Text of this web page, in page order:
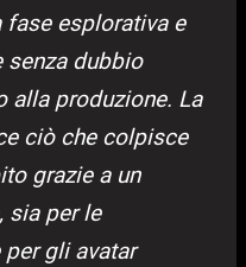
fase esplorativa e
senza dubbio
alla produzione. La
ciò che colpisce
grazie a un
sia per le
gli avatar